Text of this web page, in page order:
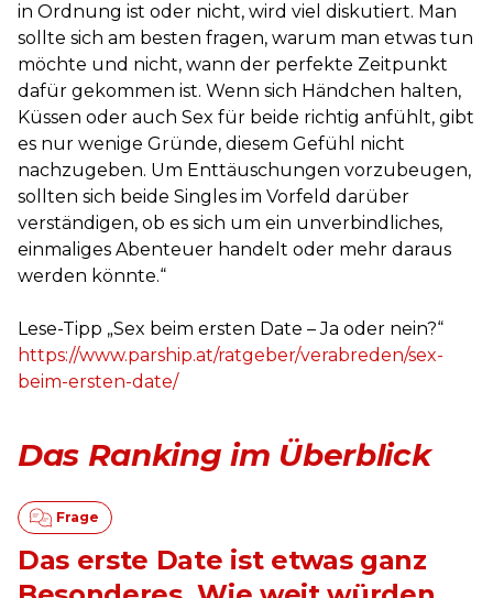
in Ordnung ist oder nicht, wird viel diskutiert. Man
sollte sich am besten fragen, warum man etwas tun
möchte und nicht, wann der perfekte Zeitpunkt
dafür gekommen ist. Wenn sich Händchen halten,
Küssen oder auch Sex für beide richtig anfühlt, gibt
es nur wenige Gründe, diesem Gefühl nicht
nachzugeben. Um Enttäuschungen vorzubeugen,
sollten sich beide Singles im Vorfeld darüber
verständigen, ob es sich um ein unverbindliches,
einmaliges Abenteuer handelt oder mehr daraus
werden könnte.“
Lese-Tipp „Sex beim ersten Date – Ja oder nein?“
https://www.parship.at/ratgeber/verabreden/sex-
beim-ersten-date/
Das Ranking im Überblick
Das erste Date ist etwas ganz